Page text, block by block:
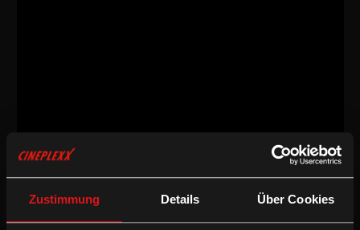
Zustimmung Details Über Cookies
Dokumentarfilm
Regie:Tizza Covi & Rainer Frimmel
Drehbuch:Tizza Covi & Rainer Frimmel